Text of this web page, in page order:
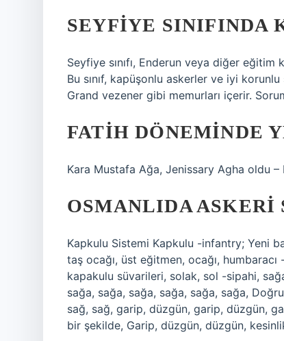
SEYFIYE SINIFINDA
Seyfiye sınıfı, Enderun veya diğer eğitim
Bu sınıf, kapüşonlu askerler ve iyi
Grand vezener gibi memurları içerir.
FATIH DÖNEMINDE
Kara Mustafa Ağa, Jenissary Agha oldu –
OSMANLIDA ASKERI
Kapkulu Sistemi Kapkulu -infantry; Yeni
taş ocağı, üst eğitmen, ocağı,
kapakulu süvarileri, solak, sol -sipahi,
sağa, sağa, sağa, sağa, sağa, sağa,
sağ, sağ, garip, düzgün, garip, düzgün,
bir şekilde, Garip, düzgün, düzgün,